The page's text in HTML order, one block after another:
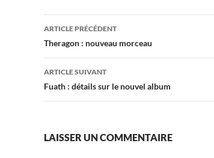
Navigation
des
articles
ARTICLE PRÉCÉDENT
Theragon : nouveau morceau
ARTICLE SUIVANT
Fuath : détails sur le nouvel album
LAISSER UN COMMENTAIRE